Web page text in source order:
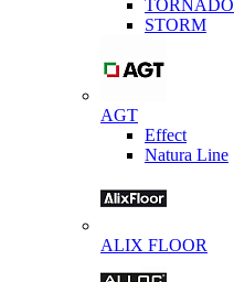
TORNADO
STORM
AGT
Effect
Natura Line
ALIX FLOOR